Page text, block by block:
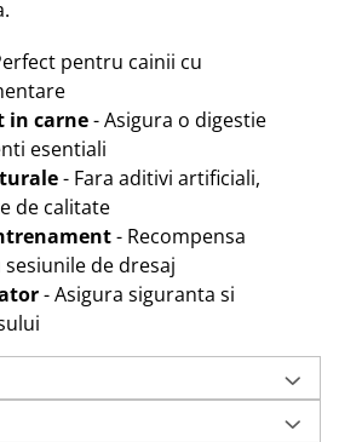
pentru cainii cu
in carne- Asigura o digestie
esentiali
- Fara aditivi artificiali,
de calitate
- Recompensa
de dresaj
- Asigura siguranta si